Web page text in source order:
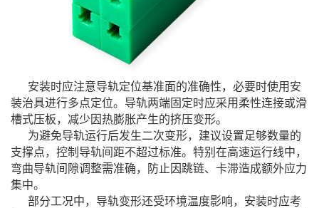
安装时应注意导轨定位基准面的准确性，必要时使用安
装治具进行多点定位。导轨两端固定时应采用柔性连接或滑
槽式压板，减少因热膨胀产生的挤压变形。
为避免导轨运行后发生二次变形，建议设置足够数量的
支撑点，控制导轨间距不超过标准。特别在高速运行线中，
弯曲导轨间隙调整需准确，防止因跳链、卡滞造成额外应力
集中。
部分工况中，导轨变形还受环境温度影响，安装时应考